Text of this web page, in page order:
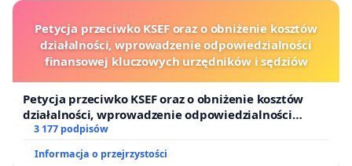
Petycja przeciwko KSEF oraz o obniżenie kosztów
działalności, wprowadzenie odpowiedzialności
finansowej kluczowych urzędników i sędziów
Petycja przeciwko KSEF oraz o obniżenie kosztów
działalności, wprowadzenie odpowiedzialności
finansowej kluczowych urzędników i sędziów
3 177 podpisów
Informacja o przejrzystości